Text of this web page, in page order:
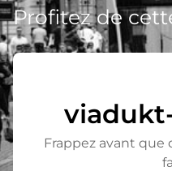
Profitez de
Frappez avant